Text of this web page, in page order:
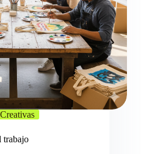
trabajo